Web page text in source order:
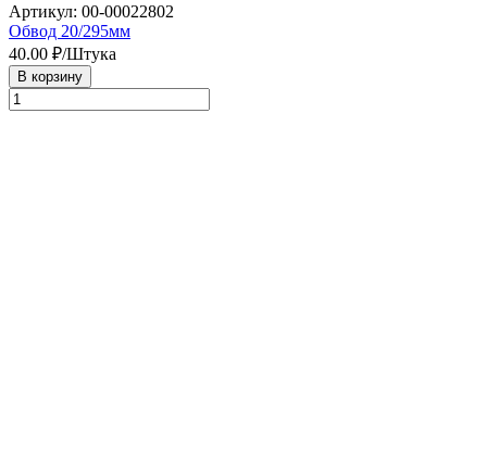
Артикул: 00-00022802
Обвод 20/295мм
40.00 ₽/Штука
В корзину